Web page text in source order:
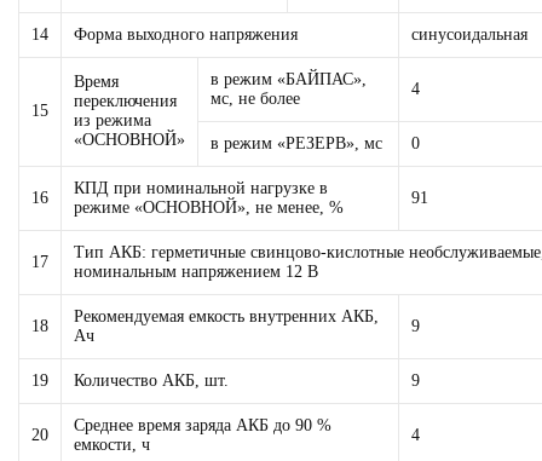
14 Форма выходного напряжения синусоидальная
15
Время
переключения
из режима
«ОСНОВНОЙ»
в режим «БАЙПАС»,
мс, не более
4
в режим «РЕЗЕРВ», мс 0
16
КПД при номинальной нагрузке в
режиме «ОСНОВНОЙ», не менее, %
91
17
Тип АКБ: герметичные свинцово-кислотные
номинальным напряжением 12 В
18
Рекомендуемая емкость внутренних АКБ,
Ач
9
19 Количество АКБ, шт. 9
20
Среднее время заряда АКБ до 90 %
емкости, ч
4